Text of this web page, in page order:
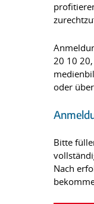
20 10
oder
Bitte
Nach